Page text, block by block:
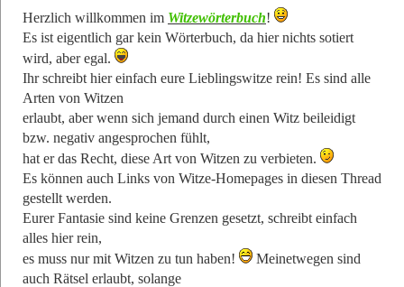
Herzlich willkommen im Witzewörterbuch!
Es ist eigentlich gar kein Wörterbuch, da hier nichts sotiert
wird, aber egal.
Ihr schreibt hier einfach eure Lieblingswitze rein! Es sind alle
Arten von Witzen
erlaubt, aber wenn sich jemand durch einen Witz beileidigt
bzw. negativ angesprochen fühlt,
hat er das Recht, diese Art von Witzen zu verbieten.
Es können auch Links von Witze-Homepages in diesen Thread
gestellt werden.
Eurer Fantasie sind keine Grenzen gesetzt, schreibt einfach
alles hier rein,
es muss nur mit Witzen zu tun haben!
Meinetwegen sind
auch Rätsel erlaubt, solange